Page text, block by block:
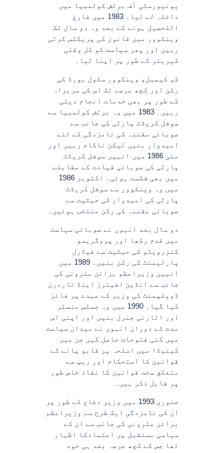
یونیورسٹی آف برٹش کولمبیا میں
داخلہ لے لیا۔ 1983 میں فارغ
التحصیل ہونے کے بعد وہ دو سال تک
وینکوور میں قانون کی پریکٹس کرتی
رہیں اور پھر سیاست کو کل وقتی
کیریئر کے طور پر اپنا لیا۔
کم کیمبل، وینکوور سکول بورڈ کی
رکن اور کچھ عرصے تک اس کی سربراہ
کے طور پر بھی خدمات انجام دیتی
رہیں۔ 1983 میں وہ برٹش کولمبیا سے
سوشل کریڈٹ پارٹی کی جانب سے
صوبائی مقننہ کی نامزدگی کے لئے
امیدوار بنیں لیکن ناکام رہیں اور
مئی 1986 میں انہیں سوشل کریڈٹ
پارٹی کی صوبائی قیادت کے مقابلے
میں بھی شکست ہوئی۔ اکتوبر 1986
میں وہ وینکوور سے سوشل کریڈٹ
پارٹی کی امیدوار کی حیثیت سے
صوبائی مقننہ کی رکن منتخب ہوئیں۔
دو سال بعد انہوں نے صوبائی سیاست
میں قدم رکھا اور پروگریسو
کنزرویٹو کی حیثیت سے فیڈرل
پارلیمنٹ کی رکن بنیں۔ 1989 میں
انہیں وزیراعظم برائن ملرونی کی
جانب سے انڈین افیئرز اینڈ ناردرن
ڈویلپمنٹ کی وزیر کے عہدے پر فائز
کیا گیا۔ 1990 میں وہ جسٹس منسٹر
اور اٹارنی جنرل بنیں اور اپنی اس
مدت کے دوران انہوں نے میدان سیاست
میں کئی فتوحات حاصل کیں جن میں
کینیڈا میں اسلحہ پر قابو پانے کے
قوانین کا استحکام اور ریپ سے
متعلق سخت قوانین کا نفاذ خاص طور
پر قابل ذکر ہیں۔
جنوری 1993 میں وزیر دفاع کے طور پر
ان کی نامزدگی ایک طرح سے وزیراعظم
برائن ملرونی کی جانب سے ان کے
سیاسی مستقبل پر اعتمادکا اظہار
تھا جس کے کچھ عرصہ بعد ہی خود